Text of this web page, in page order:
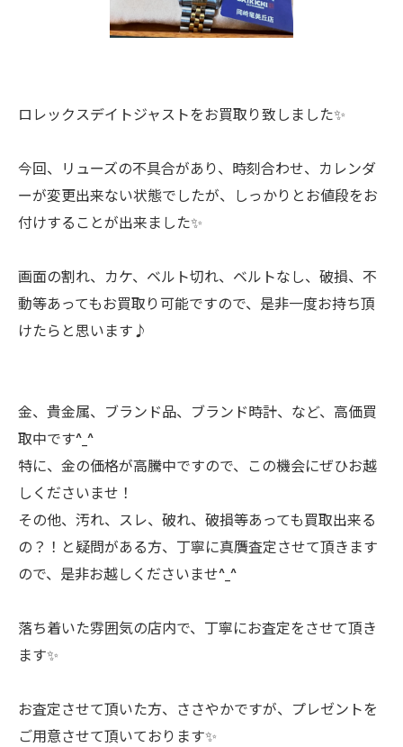
ロレックスデイトジャストをお買取り致しました✨
今回、リューズの不具合があり、時刻合わせ、カレンダ
ーが変更出来ない状態でしたが、しっかりとお値段をお
付けすることが出来ました✨
画面の割れ、カケ、ベルト切れ、ベルトなし、破損、不
動等あってもお買取り可能ですので、是非一度お持ち頂
けたらと思います♪
金、貴金属、ブランド品、ブランド時計、など、高価買
取中です^_^
特に、金の価格が高騰中ですので、この機会にぜひお越
しくださいませ！
その他、汚れ、スレ、破れ、破損等あっても買取出来る
の？！と疑問がある方、丁寧に真贋査定させて頂きます
ので、是非お越しくださいませ^_^
落ち着いた雰囲気の店内で、丁寧にお査定をさせて頂き
ます✨
お査定させて頂いた方、ささやかですが、プレゼントを
ご用意させて頂いております✨